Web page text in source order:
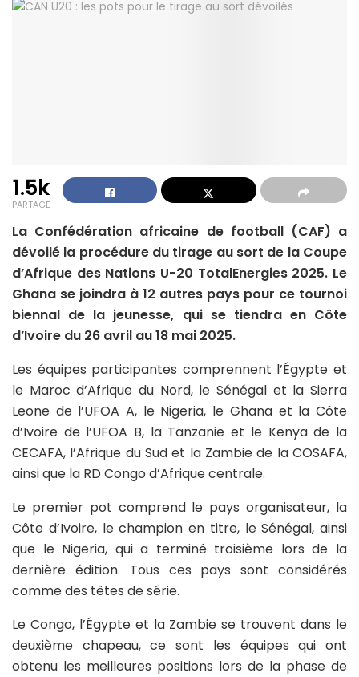
1.5k
PARTAGE
La Confédération africaine de football (CAF) a
dévoilé la procédure du tirage au sort de la Coupe
d’Afrique des Nations U-20 TotalEnergies 2025. Le
Ghana se joindra à 12 autres pays pour ce tournoi
biennal de la jeunesse, qui se tiendra en Côte
d’Ivoire du 26 avril au 18 mai 2025.
Les équipes participantes comprennent l’Égypte et
le Maroc d’Afrique du Nord, le Sénégal et la Sierra
Leone de l’UFOA A, le Nigeria, le Ghana et la Côte
d’Ivoire de l’UFOA B, la Tanzanie et le Kenya de la
CECAFA, l’Afrique du Sud et la Zambie de la COSAFA,
ainsi que la RD Congo d’Afrique centrale.
Le premier pot comprend le pays organisateur, la
Côte d’Ivoire, le champion en titre, le Sénégal, ainsi
que le Nigeria, qui a terminé troisième lors de la
dernière édition. Tous ces pays sont considérés
comme des têtes de série.
Le Congo, l’Égypte et la Zambie se trouvent dans le
deuxième chapeau, ce sont les équipes qui ont
obtenu les meilleures positions lors de la phase de